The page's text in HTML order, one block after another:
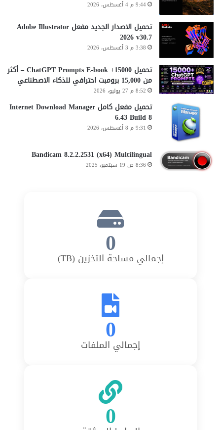
9:44 م 4 أغسطس، 2026
تحميل الاصدار الجديد مفعل Adobe Illustrator
2026 v30.7
3:38 م 3 أغسطس، 2026
تحميل 15000+ ChatGPT Prompts E-book – أكثر
من 15,000 برومبت احترافي للذكاء الاصطناعي
8:52 م 27 يوليو، 2026
تحميل مفعل كامل Internet Download Manager
6.43 Build 8
9:31 م 8 أغسطس، 2026
Bandicam 8.2.2.2531 (x64) Multilingual
8:36 ص 19 سبتمبر، 2025
0
إجمالي مساحة التخزين (TB)
0
إجمالي الملفات
0